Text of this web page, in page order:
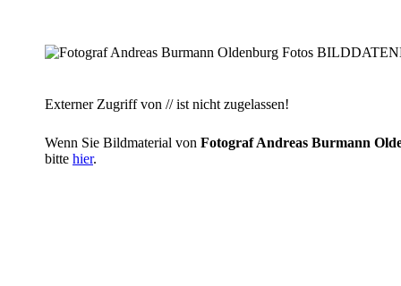
Externer Zugriff von // ist nicht zugelassen!
Wenn Sie Bildmaterial von Fotograf Andreas Burmann
bitte hier.